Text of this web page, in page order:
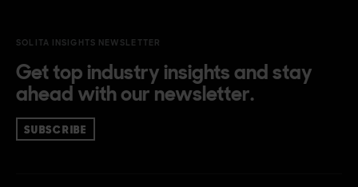
SOLITA INSIGHTS NEWSLETTER
Get top industry insights and stay
ahead with our newsletter.
SUBSCRIBE